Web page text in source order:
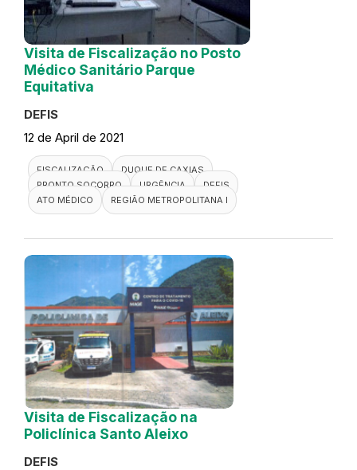
Visita de Fiscalização no Posto
Médico Sanitário Parque
Equitativa
DEFIS
12 de April de 2021
FISCALIZAÇÃO
DUQUE DE CAXIAS
PRONTO SOCORRO
URGÊNCIA
DEFIS
ATO MÉDICO
REGIÃO METROPOLITANA I
Visita de Fiscalização na
Policlínica Santo Aleixo
DEFIS